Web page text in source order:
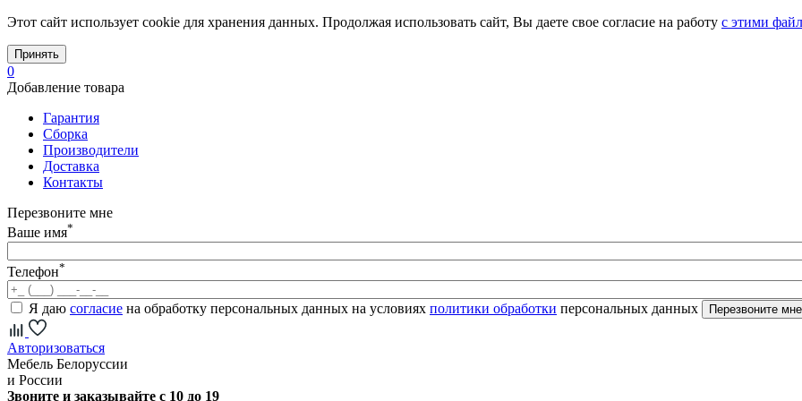
Этот сайт использует cookie для хранения данных. Продолжая использовать сайт, Вы даете свое согласие на работу с этими
Принять
0
Добавление товара
Гарантия
Сборка
Производители
Доставка
Контакты
Перезвоните мне
Ваше имя*
Телефон*
Я даю согласие на обработку персональных данных на условиях политики обработки персональных данных
Авторизоваться
Мебель Белоруссии
и России
Звоните и заказывайте с 10 до 19